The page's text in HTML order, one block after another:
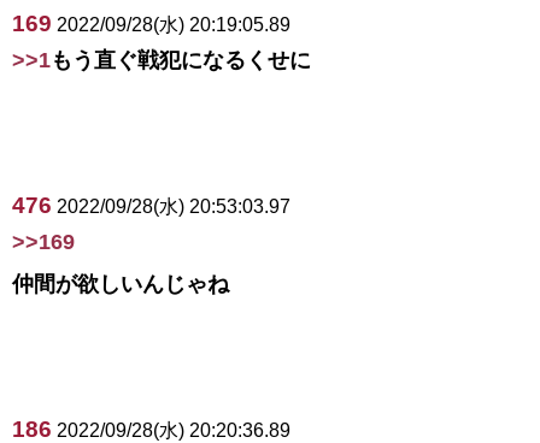
169 2022/09/28(水) 20:19:05.89
>>1もう直ぐ戦犯になるくせに
476 2022/09/28(水) 20:53:03.97
>>169
仲間が欲しいんじゃね
186 2022/09/28(水) 20:20:36.89